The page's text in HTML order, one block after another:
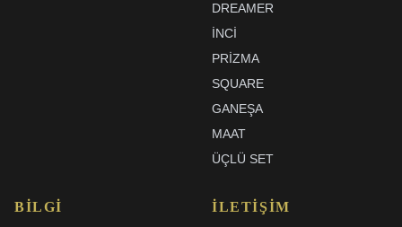
DREAMER
İNCI
PRIZMA
SQUARE
GANEŞA
MAAT
ÜÇLÜ SET
BILGI İLETIŞIM